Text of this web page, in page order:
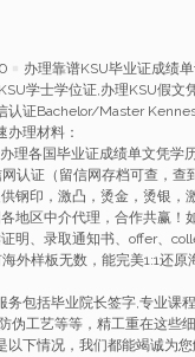
办理靠谱KSU毕业证成绩
学士学位证,办理KSU假文
认证Bachelor/Master
办理材料：
理各国毕业证成绩单文凭学
认证（留信网存档可查，查
钢印，激凸，烫金，烫银，
地区中介代理，合作共赢！
明、录取通知书、offer、
外样板无数，能完美1:1还
务包括毕业院长签字,专业课
伪工艺等等，精工重在这些
以下情况，我们都能竭诚为您